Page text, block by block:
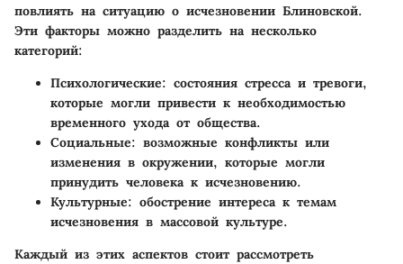
повлиять на ситуацию о исчезновении Блиновской.
Эти факторы можно разделить на несколько
категорий:
Психологические: состояния стресса и тревоги,
которые могли привести к необходимостью
временного ухода от общества.
Социальные: возможные конфликты или
изменения в окружении, которые могли
принудить человека к исчезновению.
Культурные: обострение интереса к темам
исчезновения в массовой культуре.
Каждый из этих аспектов стоит рассмотреть